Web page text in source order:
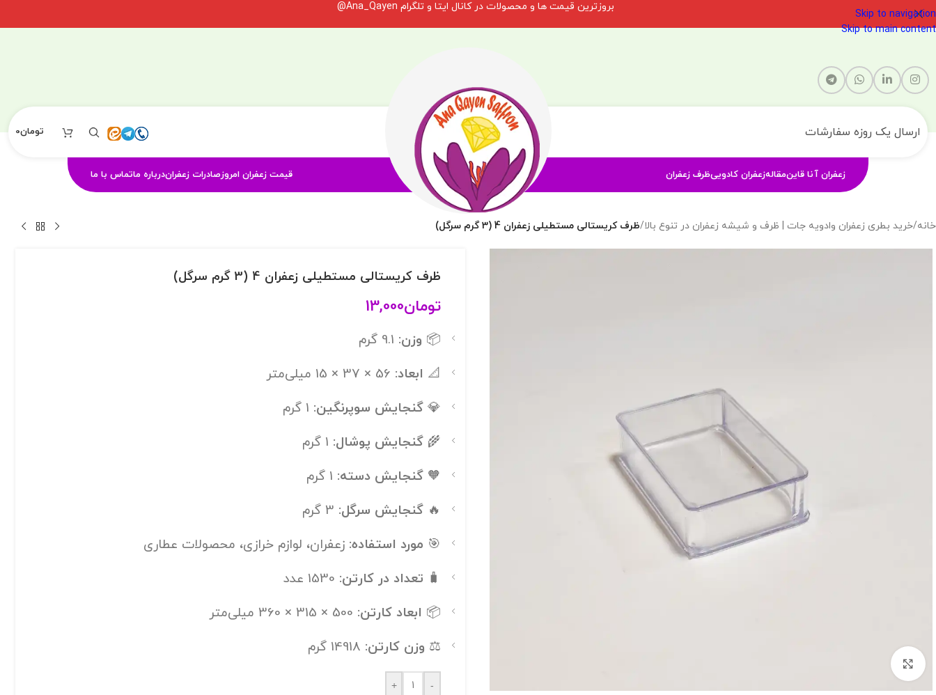
Skip to navigation
Skip to main content
بروزترین قیمت ها و محصولات در کانال ایتا و تلگرام Ana_Qayen@
ارسال یک روزه سفارشات تومان0
زعفران آنا قاینمقالهزعفران کادوییظرف زعفران قیمت زعفران امروزصادرات زعفراندرباره ماتماس با ما
خانه/خرید بطری زعفران وادویه جات | ظرف و شیشه زعفران در تنوع بالا/ظرف کریستالی مستطیلی زعفران 4 (3 گرم سرگل)
ظرف کریستالی مستطیلی زعفران 4 (3 گرم سرگل)
تومان13,000
📦 وزن:
📐 ابعاد:
💎 گنجایش سوپرنگین:
🌾 گنجایش پوشال:
🧡 گنجایش دسته:
🔥 گنجایش سرگل:
🎯 مورد استفاده: زعفران، لوازم خرازی، محصولات عطاری
🧳 تعداد در کارتن:
📦 ابعاد کارتن:
⚖️ وزن کارتن:
-
+